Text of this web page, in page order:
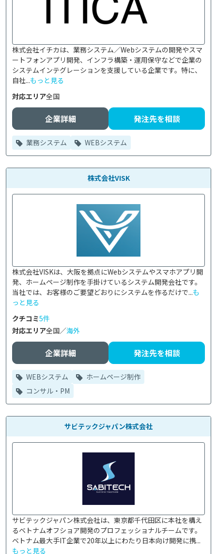
株式会社イチカは、業務システム／Webシステムの開発やスマ
ートフォンアプリ開発、インフラ構築・運用保守などで企業の
システムインテグレーションを支援している企業です。特に、
自社...もっと見る
対応エリア全国
企業詳細 発注先を相談
業務システム WEBシステム
株式会社VISK
株式会社VISKは、大阪を拠点にWebシステムやスマホアプリ開
発、ホームページ制作を手掛けているシステム開発会社です。
当社では、お客様のご要望どおりにシステムを作るだけで...も
っと見る
クチコミ5件
対応エリア全国／海外
企業詳細 発注先を相談
WEBシステム
ホームページ制作
コンサル・PM
サビテックジャパン株式会社
サビテックジャパン株式会社は、東京都千代田区に本社を構え
るベトナムオフショア開発のプロフェッショナルチームです。
ベトナム最大手IT企業で20年以上にわたり日本向け開発に携...
もっと見る